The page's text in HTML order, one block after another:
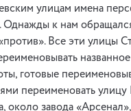
улицам имена
к нам
Все эти улицы
готовые
переименовать
около завода